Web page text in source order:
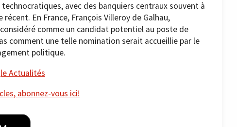
avec des banquiers centraux souvent à
En France, François Villeroy de Galhau,
comme un candidat potentiel au poste de
comment une telle nomination serait accueillie par le
politique.
Actualités
abonnez-vous ici!